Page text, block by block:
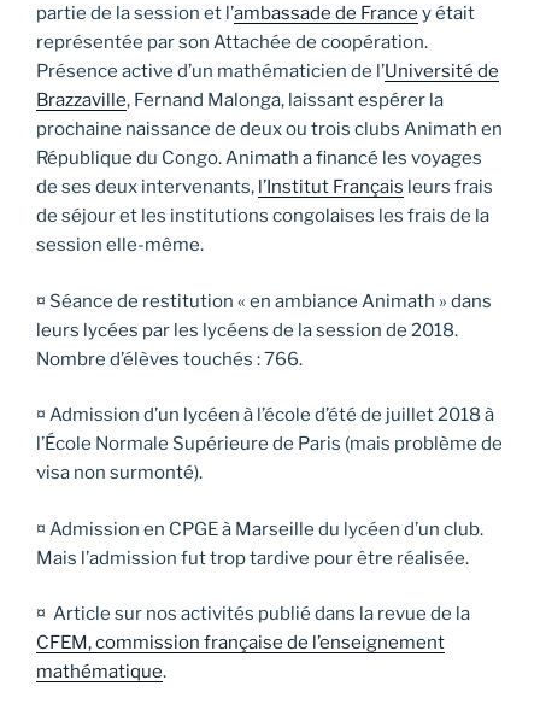
partie de la session et l’ambassade de France y était
représentée par son Attachée de coopération.
Présence active d’un mathématicien de l’Université de
Brazzaville, Fernand Malonga, laissant espérer la
prochaine naissance de deux ou trois clubs Animath en
République du Congo. Animath a financé les voyages
de ses deux intervenants, l’Institut Français leurs frais
de séjour et les institutions congolaises les frais de la
session elle-même.
¤ Séance de restitution « en ambiance Animath » dans
leurs lycées par les lycéens de la session de 2018.
Nombre d’élèves touchés : 766.
¤ Admission d’un lycéen à l’école d’été de juillet 2018 à
l’École Normale Supérieure de Paris (mais problème de
visa non surmonté).
¤ Admission en CPGE à Marseille du lycéen d’un club.
Mais l’admission fut trop tardive pour être réalisée.
¤ Article sur nos activités publié dans la revue de la
CFEM, commission française de l’enseignement
mathématique.